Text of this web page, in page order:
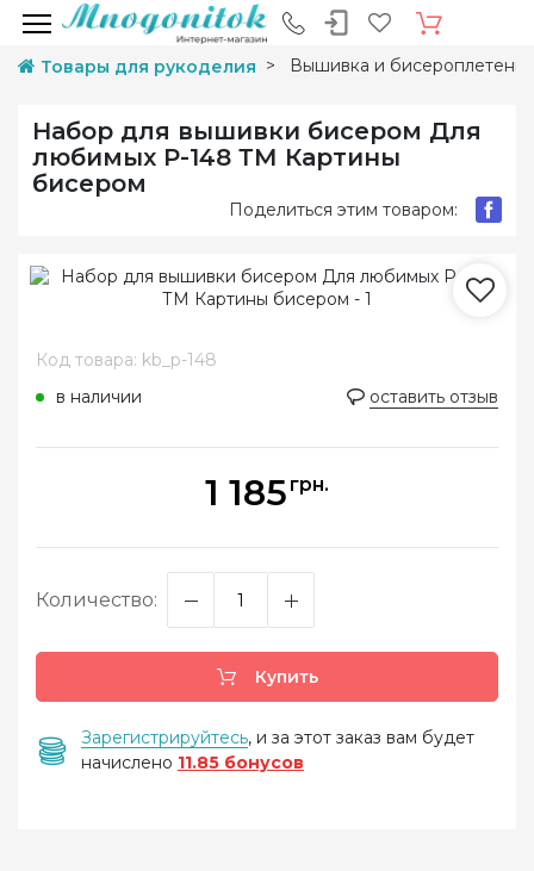
Товары для рукоделия Вышивка и
Набор для вышивки бисером Для
любимых P-148 ТМ Картины
бисером
Поделиться этим товаром:
Код товара: kb_p-148
в наличии
оставить отзыв
1 185 грн.
Количество:
Купить
Зарегистрируйтесь, и за этот заказ вам будет
начислено 11.85 бонусов